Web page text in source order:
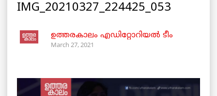
IMG_20210327_224425_053
ഉത്തരകാലം എഡിറ്റോറിയല്‍ ടീം
March 27, 2021